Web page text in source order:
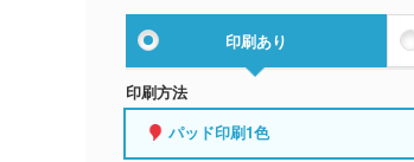
印刷あり
印刷方法
パッド印刷1色